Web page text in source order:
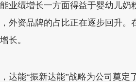
业绩增长一方面得益于婴幼儿
外资品牌的占比正在逐步回升
长。
达能“振新达能”战略为公司奠